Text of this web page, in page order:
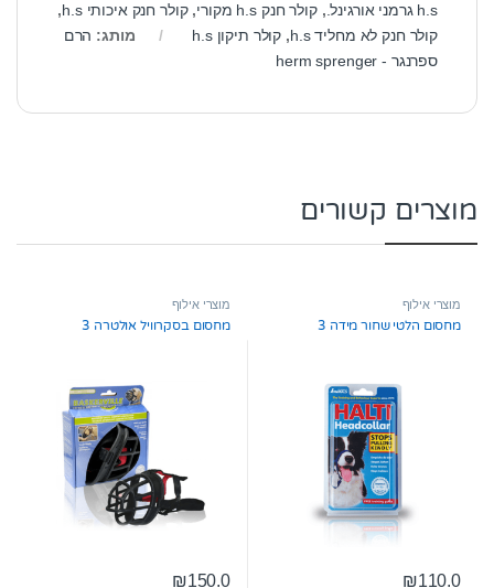
h.s גרמני אורגינל.
,קולר חנק h.s מקורי ,קולר חנק איכותי h.s
,
קולר חנק לא מחליד h.s
, קולר תיקון h.s מותג: הרם
ספרנגר - herm sprenger
מוצרים קשורים
מוצרי אילוף
מחסום הלטי שחור מידה 3
₪110.0
מוצרי אילוף
מחסום בסקרוויל אולטרה 3
₪150.0